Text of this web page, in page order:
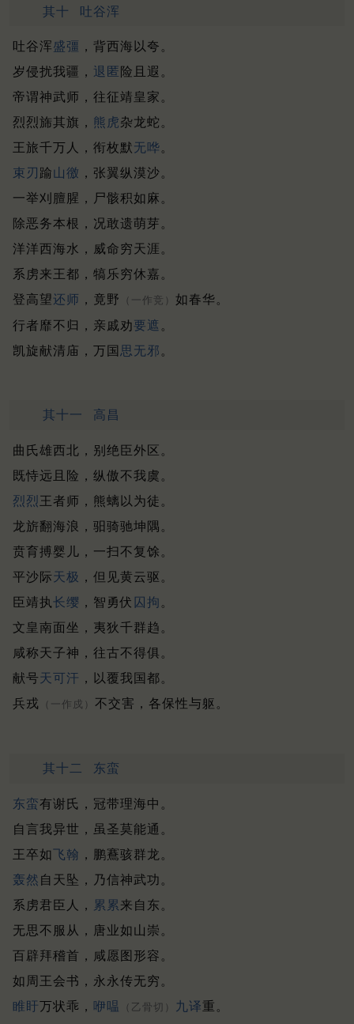
其十 吐谷浑
吐谷浑盛彊 ，背西海以夸。
岁侵扰我疆， 退匿 险且遐。
帝谓神武师，往征靖皇家。
烈烈旆其旗， 熊虎杂龙蛇。
王旅千万人，衔枚默无哗。
束刃 踰山徼 ，张翼纵漠沙。
一举刈膻腥，尸骸积如麻。
除恶务本根，况敢遗萌芽。
洋洋西海水，威命穷天涯。
系虏来王都，犒乐穷休嘉。
登高望还师 ，竟野 （一作竞） 如春华。
行者靡不归，亲戚劝要遮 。
凯旋献清庙，万国 思无邪 。
其十一 高昌
曲氏雄西北，别绝臣外区。
既恃远且险，纵傲不我虞。
烈烈王者师，熊螭以为徒。
龙旂翻海浪，驲骑驰坤隅。
贲育搏婴儿，一扫不复馀。
平沙际天极 ，但见黄云驱。
臣靖执 长缨 ，智勇伏 囚拘 。
文皇南面坐，夷狄千群趋。
咸称天子神，往古不得俱。
献号天可汗 ，以覆我国都。
兵戎
（一作戍） 不交害，各保性与躯。
其十二 东蛮
东蛮有谢氏，冠带理海中。
自言我异世，虽圣莫能通。
王卒如飞翰 ，鹏鶱骇群龙。
轰然 自天坠，乃信神武功。
系虏君臣人， 累累来自东。
无思不服从，唐业如山崇。
百辟拜稽首，咸愿图形容。
如周王会书，永永传无穷。
睢盱万状乖， 咿嗢 （乙骨切） 九译重。